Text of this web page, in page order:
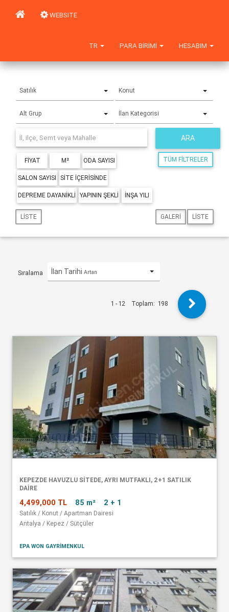
WEBSITE
HESABIM
PARA BIRIMI
TR
Satılık Konut
Alt Grup İlan Kategorisi
ARA
FIYAT M² ODA SAYISI
SALON SAYISI SITE IÇERISINDE
DEPREME DAYANIKLI YAPININ ŞEKLI İNŞA YILI
TÜM FILTRELER
LISTE GALERI LISTE
Sıralama İlan Tarihi Artan
1 - 12 Toplam: 198
KEPEZDE HAVUZLU SITEDE, AYRI MUTFAKLI, 2+1 SATILIK
DAIRE
4,499,000 TL 85 m² 2 + 1
Satılık / Konut / Apartman Dairesi
Antalya / Kepez / Sütçüler
EPA WON GAYRİMENKUL